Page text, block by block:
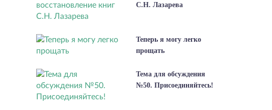
С.Н. Лазарева
Теперь я могу легко
прощать
Тема для обсуждения
№50. Присоединяйтесь!